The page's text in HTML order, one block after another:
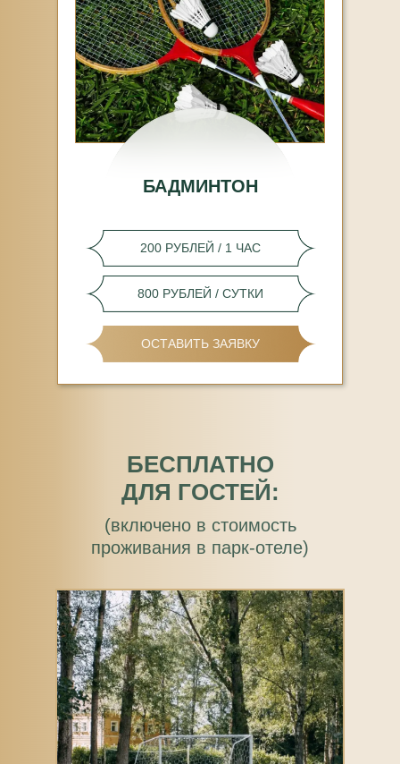
ОСТАВИТЬ ЗАЯВКУ
800 РУБЛЕЙ / СУТКИ
200 РУБЛЕЙ / 1 ЧАС
БАДМИНТОН
(включено в стоимость
проживания в парк-отеле)
БЕСПЛАТНО
ДЛЯ ГОСТЕЙ: